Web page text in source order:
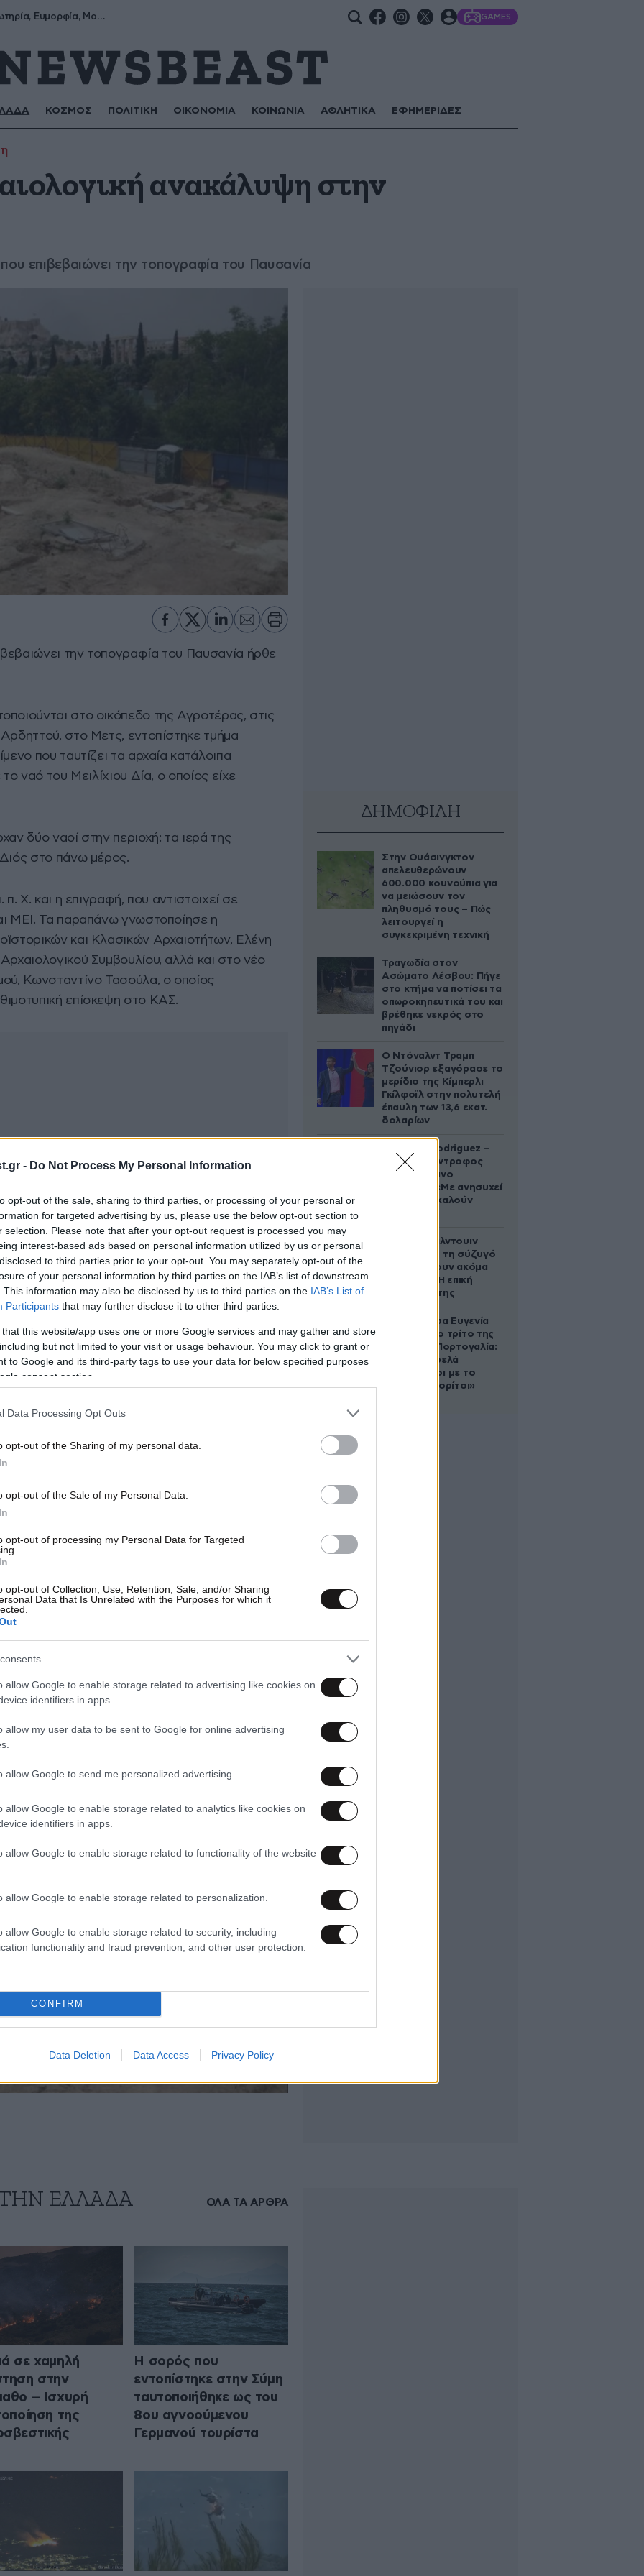
- Do Not Process My Personal Information
opt-out of the sale, sharing to third parties, or processing of your personal or
for targeted advertising by us, please use the below opt-out section to
selection. Please note that after your opt-out request is processed you may
interest-based ads based on personal information utilized by us or personal
to third parties prior to your opt-out. You may separately opt-out of the
of your personal information by third parties on the IAB’s list of downstream
This information may also be disclosed by us to third parties on the IAB’s List of
Participants that may further disclose it to other third parties.
that this website/app uses one or more Google services and may gather and store
but not limited to your visit or usage behaviour. You may click to grant or
to Google and its third-party tags to use your data for below specified purposes
consent section.
Data Processing Opt Outs
opt-out of the Sharing of my personal data.
opt-out of the Sale of my Personal Data.
opt-out of processing my Personal Data for Targeted
opt-out of Collection, Use, Retention, Sale, and/or Sharing
Data that Is Unrelated with the Purposes for which it
allow Google to enable storage related to advertising like cookies on
identifiers in apps.
allow my user data to be sent to Google for online advertising
allow Google to send me personalized advertising.
allow Google to enable storage related to analytics like cookies on
identifiers in apps.
allow Google to enable storage related to functionality of the website
allow Google to enable storage related to personalization.
allow Google to enable storage related to security, including
functionality and fraud prevention, and other user protection.
CONFIRM
Data Deletion Data Access Privacy Policy
Σωτήρης, Σωτηρία, Ευμορφία, Μορφούλα GAMES
ΚΟΣΜΟΣ ΠΟΛΙΤΙΚΗ ΟΙΚΟΝΟΜΙΑ ΚΟΙΝΩΝΙΑ ΑΘΛΗΤΙΚΑ ΕΦΗΜΕΡΙΔΕΣ
ανακάλυψη στην
επιβεβαιώνει την τοπογραφία του Παυσανία
την τοπογραφία του Παυσανία ήρθε
στο οικόπεδο της Αγροτέρας, στις
στο Μετς, εντοπίστηκε τμήμα
που ταυτίζει τα αρχαία κατάλοιπα
ναό του Μειλίχιου Δία, ο οποίος είχε
δύο ναοί στην περιοχή: τα ιερά της
στο πάνω μέρος.
Χ. και η επιγραφή, που αντιστοιχεί σε
ΜΕΙ. Τα παραπάνω γνωστοποίησε η
και Κλασικών Αρχαιοτήτων, Ελένη
Συμβουλίου, αλλά και στο νέο
Κωνσταντίνο Τασούλα, ο οποίος
επίσκεψη στο ΚΑΣ.
χαρακτηριστικά του ΚΑΣ, του κορυφαίου
σύμφωνα με τον υπουργό, ο οποίος,
μου που είμαι εδώ μαζί σας σήμερα, γι΄ αυτό
Η Αρχαιολογική Υπηρεσία είναι ιστορικής
από πάντα έπαιξε σημαντικό ρόλο στην
παρελθόντος μας. Έχετε προστατεύσει αυτό
το οποίο μας καθορίζει».
«τα οποία πρέπει να κοιτάμε με μια τακτική
Ξέρω ότι υπάρχει έλλειψη προσωπικού, τα
βοηθήσουμε να σηκώσει η χώρα κεφάλι και να
που θέλουν να “οικοδομήσουν”. Πρέπει
να είμαστε δίπλα τους, να μην
προκοπής του τόπου», τόνισε ο κ. Τασούλας.
ΔΗΜΟΦΙΛΗ
Στην Ουάσινγκτον
απελευθερώνουν
600.000 κουνούπια για
να μειώσουν τον
πληθυσμό τους – Πώς
λειτουργεί η
συγκεκριμένη τεχνική
Τραγωδία στον
Ασώματο Λέσβου: Πήγε
στο κτήμα να ποτίσει τα
οπωροκηπευτικά του και
βρέθηκε νεκρός στο
πηγάδι
Ο Ντόναλντ Τραμπ
Τζούνιορ εξαγόρασε το
μερίδιο της Κίμπερλι
Γκίλφοϊλ στην πολυτελή
έπαυλη των 13,6 εκατ.
δολαρίων
Georgina Rodriguez –
Ξεσπά η σύντροφος
του Κριστιάνο
Ρονάλντο: «Με ανησυχεί
που με αποκαλούν
Ο Άλεκ Μπάλντουιν
ζήτησε από τη σύζυγό
του να κάνουν ακόμα
ένα παιδί – Η επική
αντίδρασή της
Η πριγκίπισσα Ευγενία
απέκτησε το τρίτο της
παιδί στην Πορτογαλία:
«Είμαστε τρελά
ερωτευμένοι με το
μικρό μας κορίτσι»
ΕΛΛΑΔΑ ΟΛΑ ΤΑ ΑΡΘΡΑ
σε χαμηλή
στην
– Ισχυρή
της
Η σορός που
εντοπίστηκε στην Σύμη
ταυτοποιήθηκε ως του
8ου αγνοούμενου
Γερμανού τουρίστα